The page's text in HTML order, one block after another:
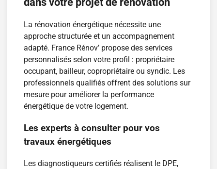
La rénovation énergétique nécessite une
approche structurée et un accompagnement
adapté. France Rénov’ propose des services
personnalisés selon votre profil : propriétaire
occupant, bailleur, copropriétaire ou syndic. Les
professionnels qualifiés offrent des solutions sur
mesure pour améliorer la performance
énergétique de votre logement.
Les experts à consulter pour vos
travaux énergétiques
Les diagnostiqueurs certifiés réalisent le DPE,